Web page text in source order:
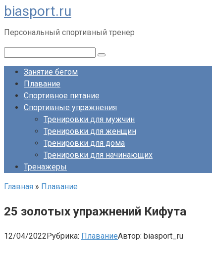
Перейти
к
контенту
biasport.ru
Персональный спортивный тренер
Занятие бегом
Плавание
Спортивное питание
Спортивные упражнения
Тренировки для мужчин
Тренировки для женщин
Тренировки для дома
Тренировки для начинающих
Тренажеры
Главная » Плавание
25 золотых упражнений Кифута
12/04/2022Рубрика: ПлаваниеАвтор: biasport_ru